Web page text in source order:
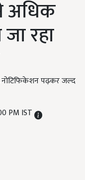
अधिक
रहा
नोटिफिकेशन पढ़कर जल्द
PM IST